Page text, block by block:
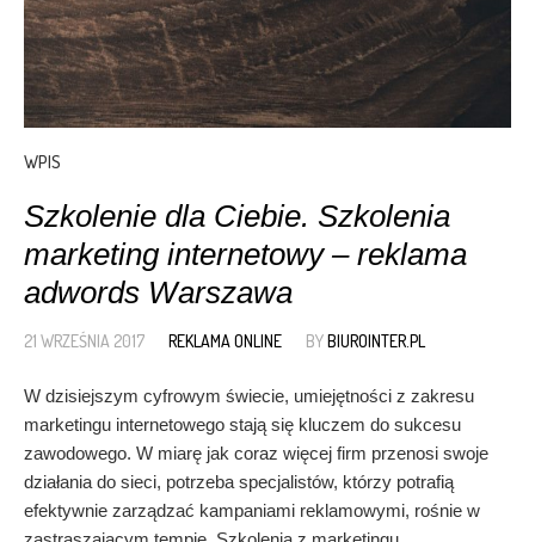
WPIS
Szkolenie dla Ciebie. Szkolenia
marketing internetowy – reklama
adwords Warszawa
21 WRZEŚNIA 2017 REKLAMA ONLINE BYBIUROINTER.PL
W dzisiejszym cyfrowym świecie, umiejętności z zakresu
marketingu internetowego stają się kluczem do sukcesu
zawodowego. W miarę jak coraz więcej firm przenosi swoje
działania do sieci, potrzeba specjalistów, którzy potrafią
efektywnie zarządzać kampaniami reklamowymi, rośnie w